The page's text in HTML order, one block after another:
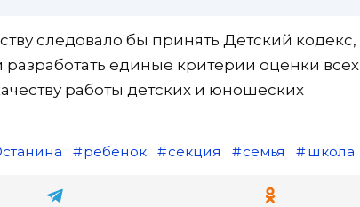
следовало бы принять Детский кодекс,
единые критерии оценки всех
работы детских и юношеских
ребенок секция семья школа